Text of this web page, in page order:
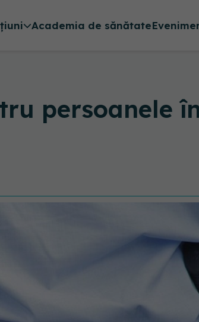
Academia de sănătate
persoanele